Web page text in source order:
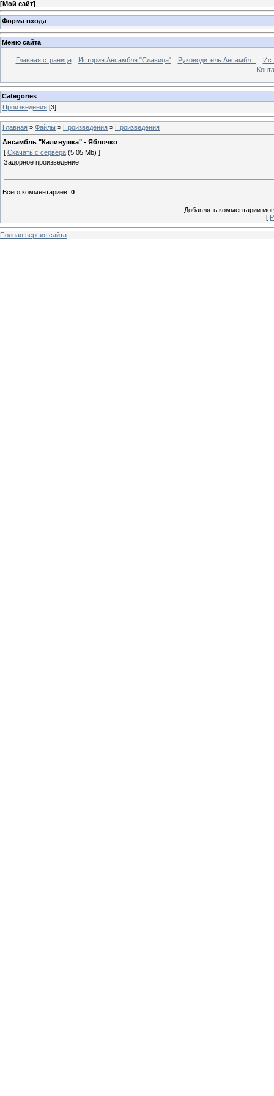
[Мой сайт]
Форма входа
Меню сайта
Главная страница История Ансамбля "Славица" Руководитель Ансамбл...
Categories
Произведения [3]
Главная » Файлы » Произведения » Произведения
Ансамбль "Калинушка" - Яблочко
[ Скачать с сервера (5.05 Mb) ]
Задорное произведение.
Всего комментариев: 0
Добавлять комментарии
[
Полная версия сайта